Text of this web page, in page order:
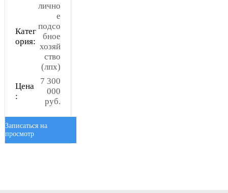
Катег
ория:
лично
е
подсо
бное
хозяй
ство
(лпх)
Цена
:
7 300
000
руб.
Записаться на
просмотр